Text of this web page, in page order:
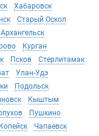
Хабаровск
Старый Оскол
Архангельск
Курган
Псков
Стерлитамак
Улан-Удэ
Подольск
Кыштым
Пушкино
Копейск
Чапаевск